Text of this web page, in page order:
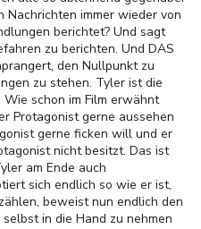
Nachrichten immer wieder von
berichtet? Und sagt
zu berichten. Und DAS
den Nullpunkt zu
zu stehen. Tyler ist die
schon im Film erwähnt
Protagonist gerne aussehen
gerne ficken will und er
nicht besitzt. Das ist
am Ende auch
sich endlich so wie er ist,
beweist nun endlich den
in die Hand zu nehmen